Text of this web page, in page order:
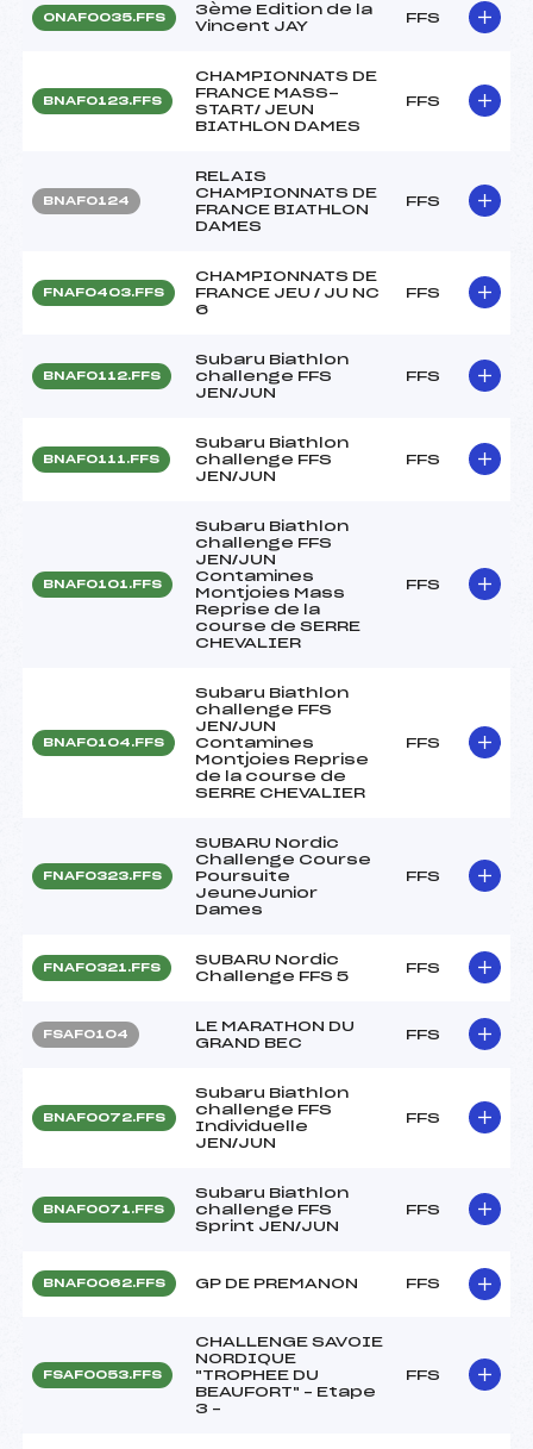
ONAF0035.FFS
3ème Edition de la
Vincent JAY
FFS
BNAF0123.FFS
CHAMPIONNATS DE
FRANCE MASS-
START/ JEUN
BIATHLON DAMES
FFS
BNAF0124
RELAIS
CHAMPIONNATS DE
FRANCE BIATHLON
DAMES
FFS
FNAF0403.FFS
CHAMPIONNATS DE
FRANCE JEU / JU NC
6
FFS
BNAF0112.FFS
Subaru Biathlon
challenge FFS
JEN/JUN
FFS
BNAF0111.FFS
Subaru Biathlon
challenge FFS
JEN/JUN
FFS
BNAF0101.FFS
Subaru Biathlon
challenge FFS
JEN/JUN
Contamines
Montjoies Mass
Reprise de la
course de SERRE
CHEVALIER
FFS
BNAF0104.FFS
Subaru Biathlon
challenge FFS
JEN/JUN
Contamines
Montjoies Reprise
de la course de
SERRE CHEVALIER
FFS
FNAF0323.FFS
SUBARU Nordic
Challenge Course
Poursuite
JeuneJunior
Dames
FFS
FNAF0321.FFS
SUBARU Nordic
Challenge FFS 5
FFS
FSAF0104
LE MARATHON DU
GRAND BEC
FFS
BNAF0072.FFS
Subaru Biathlon
challenge FFS
Individuelle
JEN/JUN
FFS
BNAF0071.FFS
Subaru Biathlon
challenge FFS
Sprint JEN/JUN
FFS
BNAF0062.FFS GP DE PREMANON FFS
FSAF0053.FFS
CHALLENGE SAVOIE
NORDIQUE
"TROPHEE DU
BEAUFORT" – Etape
3 –
FFS